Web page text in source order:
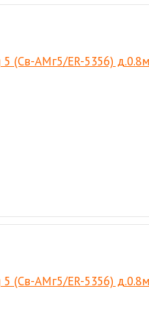
(Св-АМг5/ER-5356)
(Св-АМг5/ER-5356)